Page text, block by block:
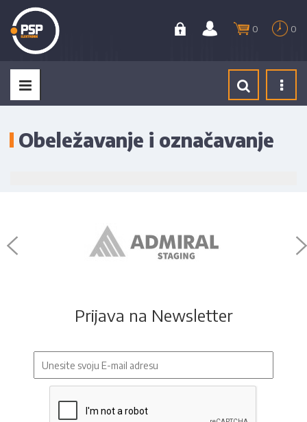
0 0
Obeležavanje i označavanje
Prijava na Newsletter